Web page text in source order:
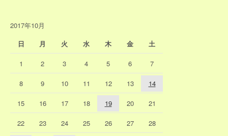
2017年10月
日
月 火 水 木 金 土
1 2 3 4 5 6 7
8 9 10 11 12 13 14
15 16 17 18 19 20 21
22 23 24 25 26 27 28